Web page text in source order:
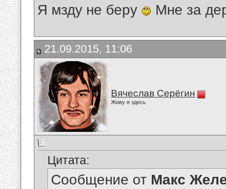
Я мзду не беру Мне за
21.09.2015, 11:06
Вячеслав Серёгин
Живу я здесь
Цитата:
Сообщение от Макс